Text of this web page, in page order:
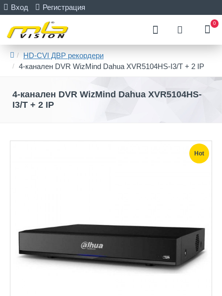
Вход Регистрация
0
HD-CVI ДВР рекордери
4-канален DVR WizMind Dahua XVR5104HS-I3/T + 2 IP
4-канален DVR WizMind Dahua XVR5104HS-
I3/T + 2 IP
Hot